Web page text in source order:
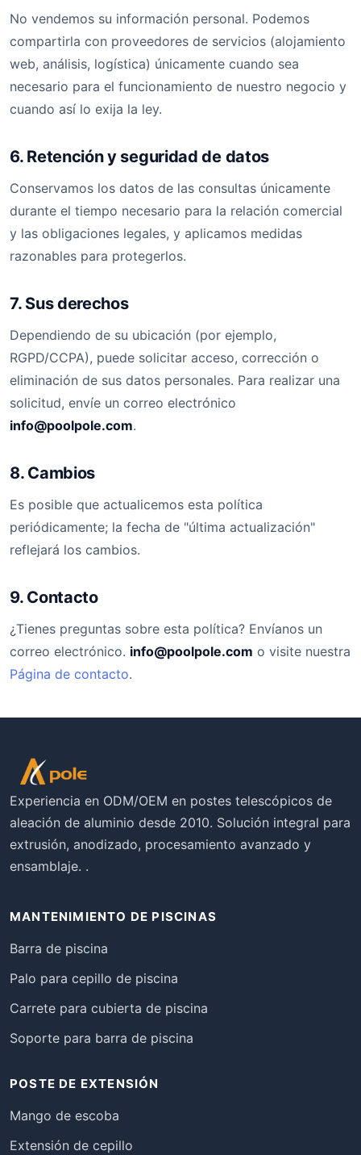
No vendemos su información personal. Podemos
compartirla con proveedores de servicios (alojamiento
web, análisis, logística) únicamente cuando sea
necesario para el funcionamiento de nuestro negocio y
cuando así lo exija la ley.
6. Retención y seguridad de datos
Conservamos los datos de las consultas únicamente
durante el tiempo necesario para la relación comercial
y las obligaciones legales, y aplicamos medidas
razonables para protegerlos.
7. Sus derechos
Dependiendo de su ubicación (por ejemplo,
RGPD/CCPA), puede solicitar acceso, corrección o
eliminación de sus datos personales. Para realizar una
solicitud, envíe un correo electrónico
info@poolpole.com.
8. Cambios
Es posible que actualicemos esta política
periódicamente; la fecha de "última actualización"
reflejará los cambios.
9. Contacto
¿Tienes preguntas sobre esta política? Envíanos un
correo electrónico. info@poolpole.com o visite nuestra
Página de contacto.
Experiencia en ODM/OEM en postes telescópicos de
aleación de aluminio desde 2010. Solución integral para
extrusión, anodizado, procesamiento avanzado y
ensamblaje. .
MANTENIMIENTO DE PISCINAS
Barra de piscina
Palo para cepillo de piscina
Carrete para cubierta de piscina
Soporte para barra de piscina
POSTE DE EXTENSIÓN
Mango de escoba
Extensión de cepillo